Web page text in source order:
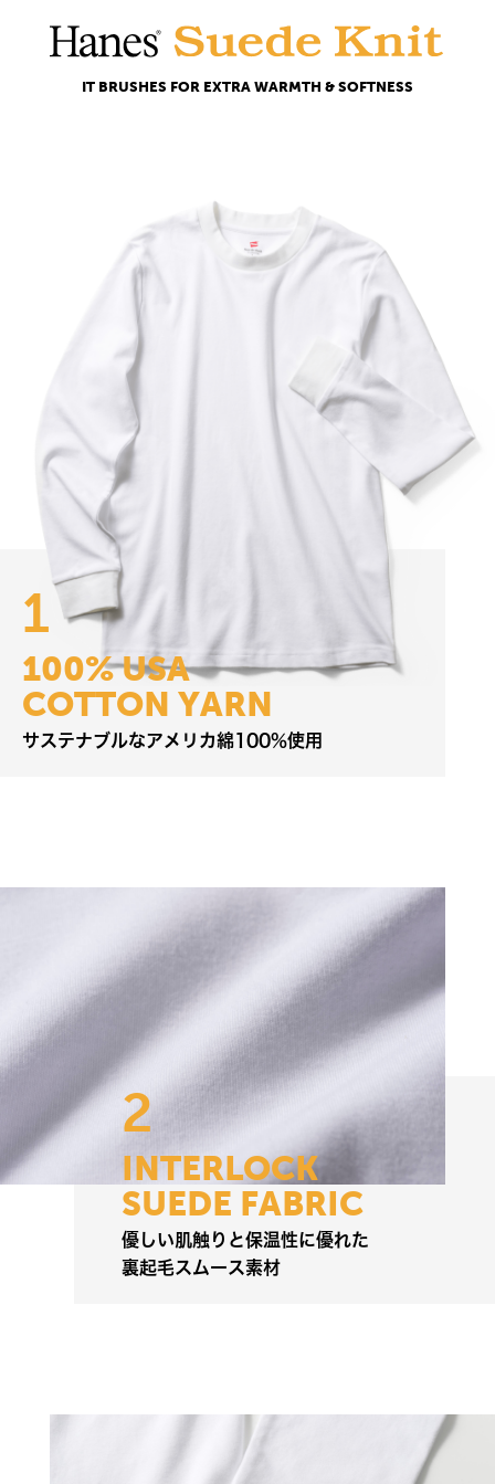
IT BRUSHES FOR EXTRA WARMTH & SOFTNESS
1
100%USA
COTTON YARN
サステナブルなアメ リ カ綿1 00%使用
2
INTERLOCK
SUEDE FABRIC
優しい肌触 り と保温性に優れた
裏起毛ス ムース素材